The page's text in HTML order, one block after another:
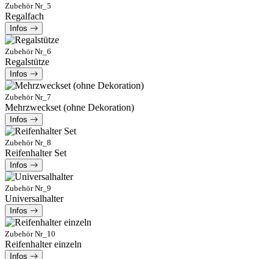
Zubehör Nr_5
Regalfach
Infos
Zubehör Nr_6
Regalstütze
Infos
Zubehör Nr_7
Mehrzweckset (ohne Dekoration)
Infos
Zubehör Nr_8
Reifenhalter Set
Infos
Zubehör Nr_9
Universalhalter
Infos
Zubehör Nr_10
Reifenhalter einzeln
Infos